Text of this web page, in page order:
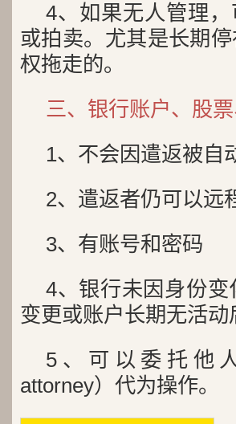
4、如果无人管理
或拍卖。尤其是长期
权拖走的。
三、银行账户、股
1、不会因遣返被自
2、遣返者仍可以远
3、有账号和密码
4、银行未因身份
变更或账户长期无活
5、可以委托他
attorney）代为操作。